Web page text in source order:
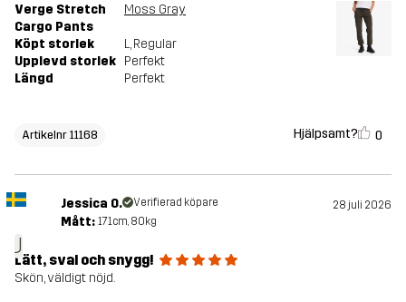
Verge Stretch
Cargo Pants
Moss Gray
Köpt storlek L, Regular
Upplevd storlek Perfekt
Längd
Perfekt
Artikelnr 11168 Hjälpsamt? 0
J
Jessica O. Verifierad köpare 28 juli 2026
Mått: 171cm, 80kg
Lätt, sval och snygg!
Skön, väldigt nöjd.